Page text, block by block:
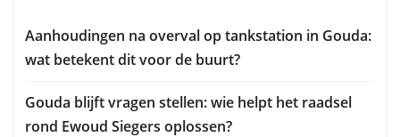
Aanhoudingen na overval op tankstation in Gouda:
wat betekent dit voor de buurt?
Gouda blijft vragen stellen: wie helpt het raadsel
rond Ewoud Siegers oplossen?